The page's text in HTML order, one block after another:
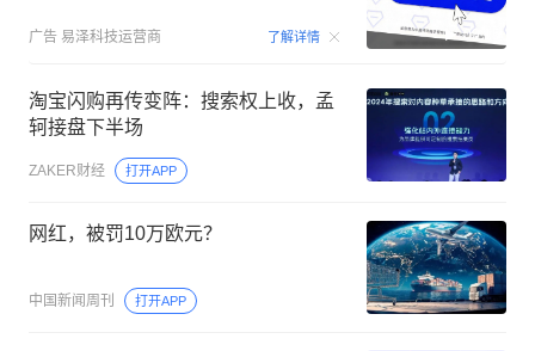
广告 易泽科技运营商 了解详情 00:15
淘宝闪购再传变阵：搜索权上收，孟
轲接盘下半场
ZAKER财经 打开APP
网红，被罚10万欧元？
中国新闻周刊 打开APP